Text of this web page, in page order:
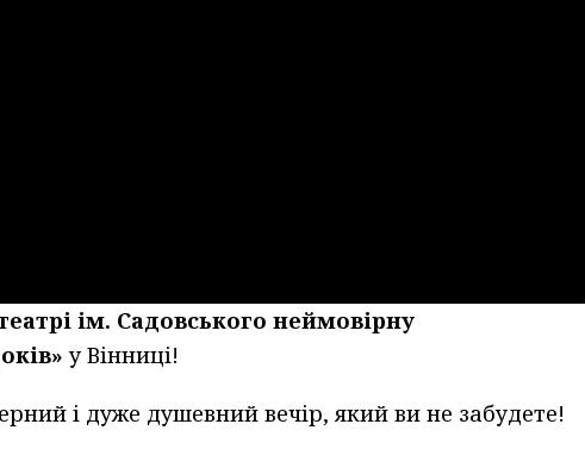
ім. Садовського неймовірну
у Вінниці!
і дуже душевний вечір, який ви не забудете!